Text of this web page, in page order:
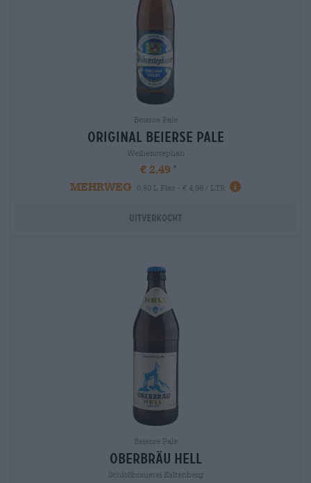
Beierse Pale
original Beierse Pale
Weihenstephan
€ 2,49
MEHRWEG
0,50 L Fles - € 4,98 / LTR
Uitverkocht
Beierse Pale
oberbräu hell
Schloßbrauerei Kaltenberg